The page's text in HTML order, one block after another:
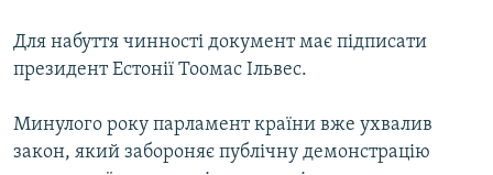
ДОЛУЧАЙСЯ!
Для набуття чинності документ має підписати
президент Естонії Тоомас Ільвес.
Минулого року парламент країни вже ухвалив
закон, який забороняє публічну демонстрацію